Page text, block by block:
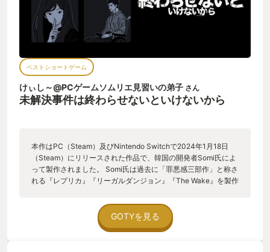
ベストショートゲーム
けぃし～@PCゲームソムリエ見習いの弟子 さん
未解決事件は終わらせないといけないから
本作はPC（Steam）及びNintendo Switchで2024年1月18日
（Steam）にリリースされた作品で、韓国の開発者Somi氏によ
って製作されました。 Somi氏は過去に「罪悪感三部作」と称さ
れる『レプリカ』『リーガルダンジョン』『The Wake』を製作
決の少女行方不明事件を当時事件を担当した元警部の記憶の断
片を再構成して真相に迫るテキストアドベンチャーとなってい
ます。 ゲーム画面は黒を基調としたシンプルな画面で、上部に
GOTYを見る